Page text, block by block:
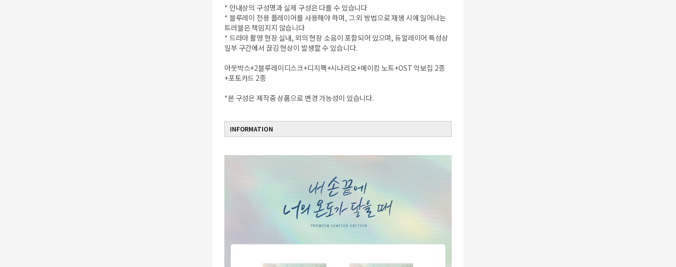
* 안내상의 구성명과 실제 구성은 다를 수 있습니다
* 블루레이 전용 플레이어를 사용해야 하며, 그 외 방법으로 재생 시에 일어나는
트러블은 책임지지 않습니다
* 드라마 촬영 현장 실내, 외의 현장 소음이 포함되어 있으며, 듀얼레이어 특성상
일부 구간에서 끊김 현상이 발생할 수 있습니다.
아웃박스+2블루레이디스크+디지팩+시나리오+메이킹 노트+OST 악보집 2종
+포토카드 2종
*본 구성은 제작중 상품으로 변경 가능성이 있습니다.
INFORMATION